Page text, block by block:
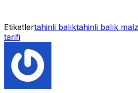
Etiketlertahinli balıktahinli balık
tarifi